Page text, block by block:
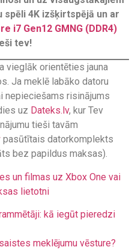
spēli 4K izšķirtspējā un ar
i7 Gen12 GMNG (DDR4)
tev!
vieglāk orientēties jauna
Ja meklē labāko datoru
nepieciešams risinājums
uz Dateks.lv, kur Tev
tieši tavām
pasūtītais datorkomplekts
bez papildus maksas).
un filmas uz Xbox One vai
lietotni
kā iegūt pieredzi
meklējumu vēsture?